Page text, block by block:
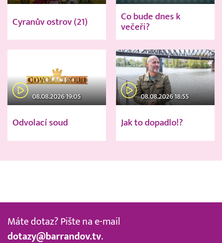
Cyranův ostrov (21)
Co bude dnes k
večeři?
08.08.2026 19:05
Odvolací soud
08.08.2026 18:55
Jak to dopadlo!?
Máte dotaz? Pište na e-mail
dotazy@barrandov.tv.